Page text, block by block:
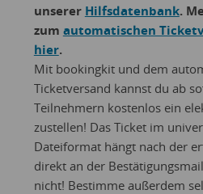
unserer Hilfsdatenbank.
zum automatischen
hier.
Mit bookingkit und dem
Ticketversand kannst du ab
Teilnehmern kostenlos ein
zustellen! Das Ticket im
Dateiformat hängt nach der
direkt an der
nicht! Bestimme außerdem